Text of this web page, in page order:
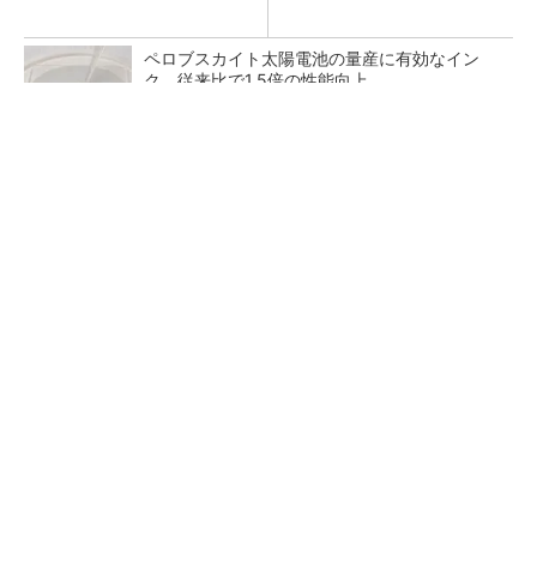
ペロブスカイト太陽電池の量産に有効なイン
ク、従来比で1.5倍の性能向上